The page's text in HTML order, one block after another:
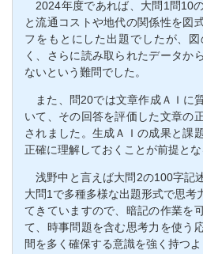
2024年度であれば、大問1問10
と流通コストや地代の関係性を図
フをもとにした出題でしたが、
く、さらに読み取られたデータか
ないという難問でした。
また、問20では文章作成ＡＩに
いて、その回答を評価した文章の
されました。生成ＡＩの成果と課
正確に理解しておくことが前提とな
浅野中と言えば大問2の100字記
大問1で多種多様な出題形式で思考
てきていますので、暗記の作業を
て、時事問題を含む思考力を使う
間を多く確保する意識を強く持つよ